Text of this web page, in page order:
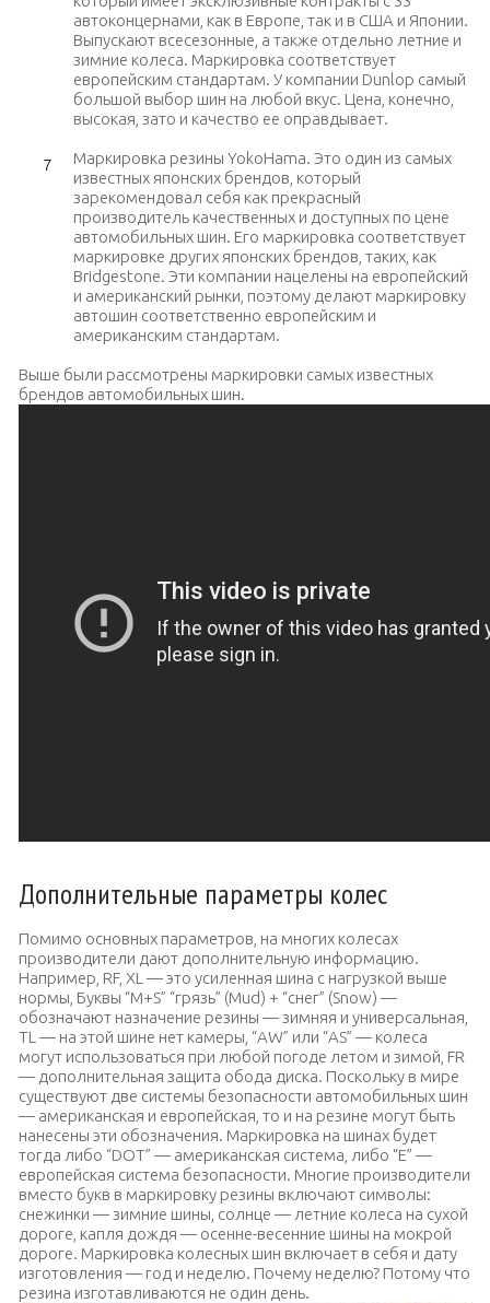
автоконцернами, как в Европе, так и в США и Японии.
Выпускают всесезонные, а также отдельно летние и
зимние колеса. Маркировка соответствует
европейским стандартам. У компании Dunlop самый
большой выбор шин на любой вкус. Цена, конечно,
высокая, зато и качество ее оправдывает.
Маркировка резины YokoHama. Это один из самых
известных японских брендов, который
зарекомендовал себя как прекрасный
производитель качественных и доступных по цене
автомобильных шин. Его маркировка соответствует
маркировке других японских брендов, таких, как
Bridgestone. Эти компании нацелены на европейский
и американский рынки, поэтому делают маркировку
автошин соответственно европейским и
американским стандартам.
Выше были рассмотрены маркировки самых известных
брендов автомобильных шин.
Дополнительные параметры колес
Помимо основных параметров, на многих колесах
производители дают дополнительную информацию.
Например, RF, XL — это усиленная шина с нагрузкой выше
нормы, Буквы “M+S” “грязь” (Mud) + “снег” (Snow) —
обозначают назначение резины — зимняя и универсальная,
TL — на этой шине нет камеры, “AW” или “AS” — колеса
могут использоваться при любой погоде летом и зимой, FR
— дополнительная защита обода диска. Поскольку в мире
существуют две системы безопасности автомобильных шин
— американская и европейская, то и на резине могут быть
нанесены эти обозначения. Маркировка на шинах будет
тогда либо “DOT” — американская система, либо “Е” —
европейская система безопасности. Многие производители
вместо букв в маркировку резины включают символы:
снежинки — зимние шины, солнце — летние колеса на сухой
дороге, капля дождя — осенне-весенние шины на мокрой
дороге. Маркировка колесных шин включает в себя и дату
изготовления — год и неделю. Почему неделю? Потому что
резина изготавливаются не один день.